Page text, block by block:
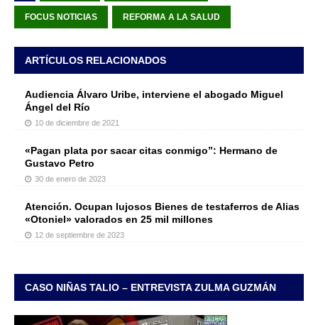
FOCUS NOTICIAS REFORMA A LA SALUD
ARTÍCULOS RELACIONADOS
Audiencia Álvaro Uribe, interviene el abogado Miguel
Ángel del Río
10 de diciembre de 2021
«Pagan plata por sacar citas conmigo”: Hermano de
Gustavo Petro
30 de enero de 2023
Atención. Ocupan lujosos Bienes de testaferros de Alias
«Otoniel» valorados en 25 mil millones
12 de septiembre de 2023
CASO NIÑAS TALIO – ENTREVISTA ZULMA GUZMÁN